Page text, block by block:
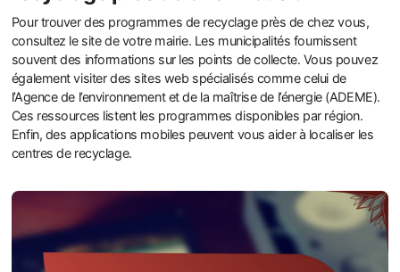
Pour trouver des programmes de recyclage près de chez vous,
consultez le site de votre mairie. Les municipalités fournissent
souvent des informations sur les points de collecte. Vous pouvez
également visiter des sites web spécialisés comme celui de
l’Agence de l’environnement et de la maîtrise de l’énergie (ADEME).
Ces ressources listent les programmes disponibles par région.
Enfin, des applications mobiles peuvent vous aider à localiser les
centres de recyclage.